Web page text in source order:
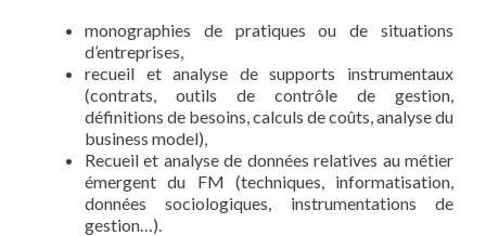
monographies de pratiques ou de situations
d’entreprises,
recueil et analyse de supports instrumentaux
(contrats, outils de contrôle de gestion,
définitions de besoins, calculs de coûts, analyse du
business model),
Recueil et analyse de données relatives au métier
émergent du FM (techniques, informatisation,
données sociologiques, instrumentations de
gestion…).